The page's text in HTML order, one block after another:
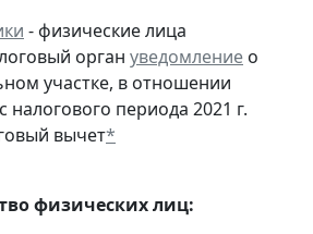
- физические лица
орган уведомление о
участке, в отношении
налогового периода 2021 г.
вычет*
физических лиц: